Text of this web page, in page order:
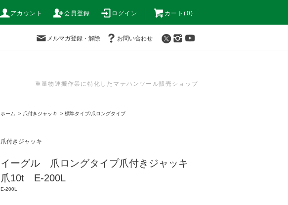
アカウント 会員登録 ログイン カート(0)
メルマガ登録・解除 お問い合わせ
重量物運搬作業に特化したマテハンツール販売ショップ
ホーム > 爪付きジャッキ > 標準タイプ/爪ロングタイプ
爪付きジャッキ
イーグル 爪ロングタイプ爪付きジャッキ
爪10t E-200L
E-200L